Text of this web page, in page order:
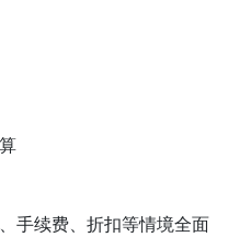
手续费、折扣等情境全面